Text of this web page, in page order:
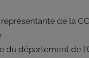
représentante de la
du département de